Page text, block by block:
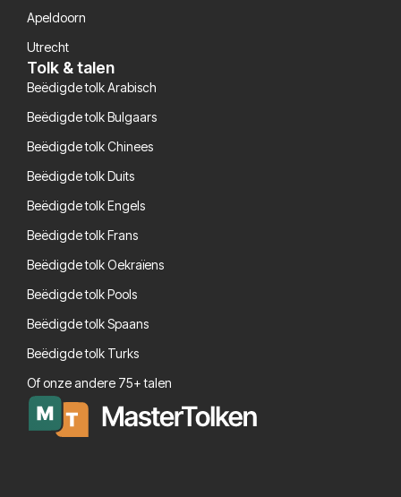
Apeldoorn
Utrecht
Tolk & talen
Beëdigde tolk Arabisch
Beëdigde tolk Bulgaars
Beëdigde tolk Chinees
Beëdigde tolk Duits
Beëdigde tolk Engels
Beëdigde tolk Frans
Beëdigde tolk Oekraïens
Beëdigde tolk Pools
Beëdigde tolk Spaans
Beëdigde tolk Turks
Of onze andere 75+ talen